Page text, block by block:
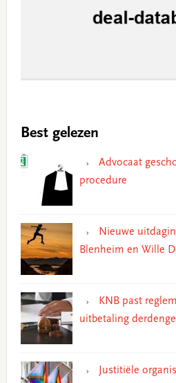
Best gelezen
Advocaat
procedure
Nieuwe
Blenheim en Wille
KNB past
uitbetaling
Justitiële